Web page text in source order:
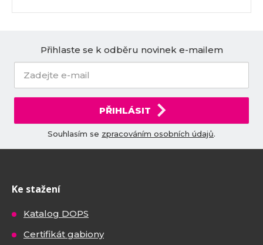
Přihlaste se k odběru novinek e-mailem
PŘIHLÁSIT
Souhlasím se zpracováním osobních údajů.
Ke stažení
Katalog DOPS
Certifikát gabiony